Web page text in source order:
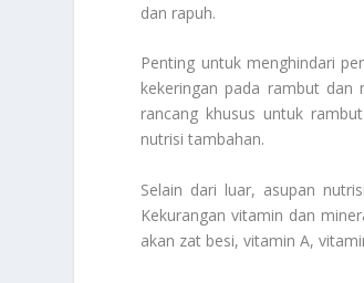
dan rapuh.
Penting untuk menghindari
kekeringan pada rambut dan
rancang khusus untuk
nutrisi tambahan.
Selain dari luar, asupan
Kekurangan vitamin dan
akan zat besi, vitamin A,